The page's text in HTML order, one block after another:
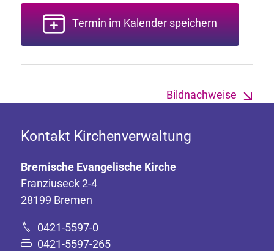
Termin im Kalender speichern
Bildnachweise
Kontakt Kirchenverwaltung
Bremische Evangelische Kirche
Franziuseck 2-4
28199 Bremen
0421-5597-0
0421-5597-265